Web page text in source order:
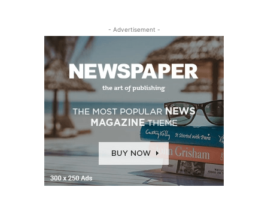
- Advertisement -